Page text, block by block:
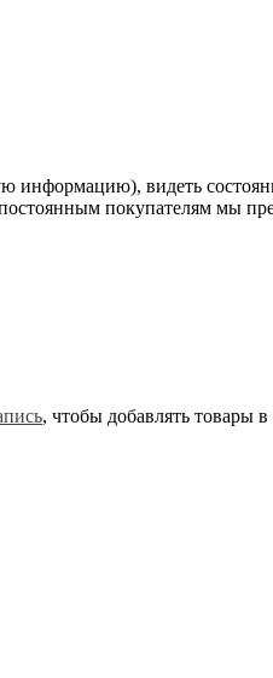
видеть
покупателям мы
, чтобы добавлять товары в